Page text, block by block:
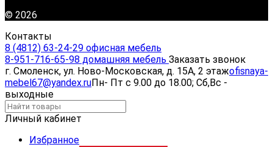
© 2026
Контакты
8 (4812) 63-24-29 офисная мебель
8-951-716-65-98 домашняя мебель Заказать звонок
г. Смоленск, ул. Ново-Московская, д. 15А, 2 этажofisnaya-
mebel67@yandex.ruПн- Пт с 9.00 до 18.00; Сб,Вс -
выходные
Личный кабинет
Избранное